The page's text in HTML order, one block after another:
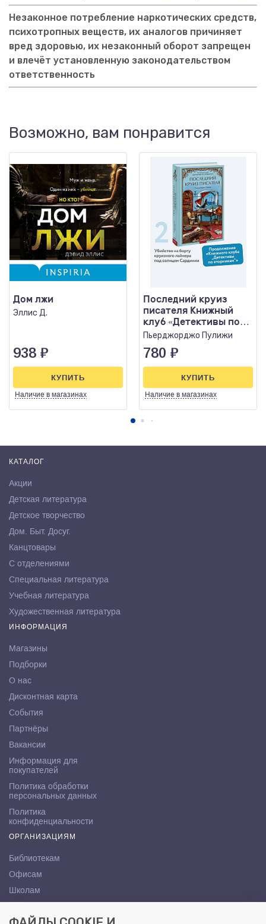
Незаконное потребление наркотических средств,
психотропных веществ, их аналогов причиняет
вред здоровью, их незаконный оборот запрещен
и влечёт установленную законодательством
ответственность
Возможно, вам понравится
Дом лжи
Эллис Д.
938 ₽
Наличие в магазинах
КУПИТЬ
Последний круиз
писателя Книжный
клуб «Детективы по
вторникам»
Пьерджорджо Пулижи
780 ₽
Наличие в магазинах
КУПИТЬ
КАТАЛОГ
Акции
Детская литература
Детское творчество
Дом. Быт. Досуг.
Канцтовары
С отделениями
Специальная литература
Учебная литература
Художественная литература
ИНФОРМАЦИЯ
Магазины
Подборки
О нас
Дисконтная карта
События
Партнёры
Вакансии
Информация для
покупателей
Политика обработки
персональных данных
Политика
конфиденциальности
ОРГАНИЗАЦИЯМ
Библиотекам
Офисам
Школам
КОНТАКТЫ